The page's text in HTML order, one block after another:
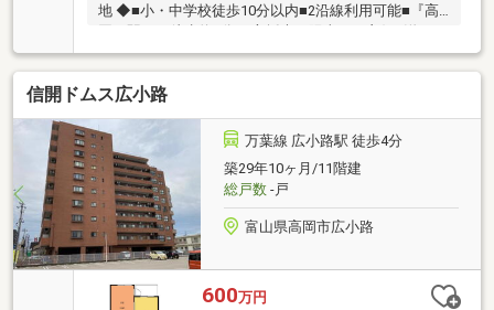
地 ◆■小・中学校徒歩10分以内■2沿線利用可能■『高
岡』駅から徒歩約3分■3方採光・陽当たり良好■洋服や
スーツケースなどが収納できる大型ウォークインクロ
ーゼット■徒歩圏内にスーパーやコンビニなどが揃う
暮らしやすい住環境※バルコニー面積調査中
信開ドムス広小路
万葉線 広小路駅 徒歩4分
築29年10ヶ月/11階建
総戸数-戸
富山県高岡市広小路
600万円